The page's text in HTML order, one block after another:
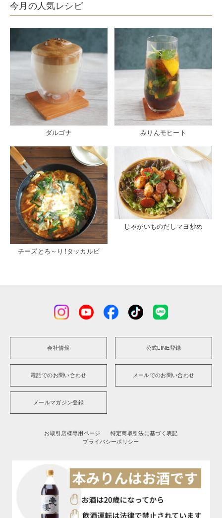
今月の人気レシピ
ダルゴナ みりんモヒート
チーズとろ～り！タッカルビ
じゃがいものだしマヨ炒め
会社情報 公式LINE登録
電話でのお問い合わせ メールでのお問い合わせ
メールマガジン登録
お取引店様専用ページ
特定商取引法に基づく表記
プライバシーポリシー